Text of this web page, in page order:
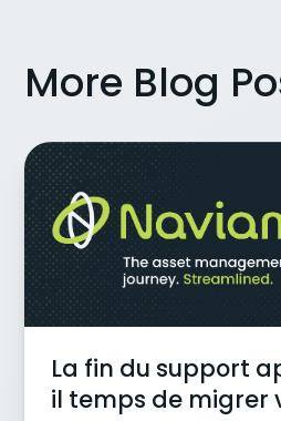
More Blog
La fin du support
il temps de migrer